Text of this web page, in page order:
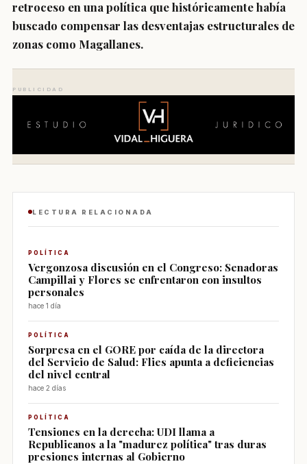
retroceso en una política que históricamente había
buscado compensar las desventajas estructurales de
zonas como Magallanes.
PUBLICIDAD
LECTURA RELACIONADA
POLÍTICA
Vergonzosa discusión en el Congreso: Senadoras
Campillai y Flores se enfrentaron con insultos
personales
hace 1 día
POLÍTICA
Sorpresa en el GORE por caída de la directora
del Servicio de Salud: Flies apunta a deficiencias
del nivel central
hace 2 días
POLÍTICA
Tensiones en la derecha: UDI llama a
Republicanos a la "madurez política" tras duras
presiones internas al Gobierno